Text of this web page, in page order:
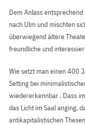
Dem Anlass
nach Ulm und mischten
überwiegend ältere
freundliche und
Wie setzt man einen 400
Setting bei
wiedererkennbar . Dass
das Licht im Saal anging,
antikapitalistischen